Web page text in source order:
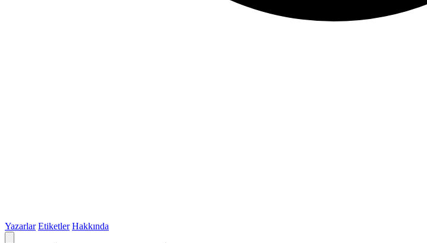
Yazarlar Etiketler Hakkında